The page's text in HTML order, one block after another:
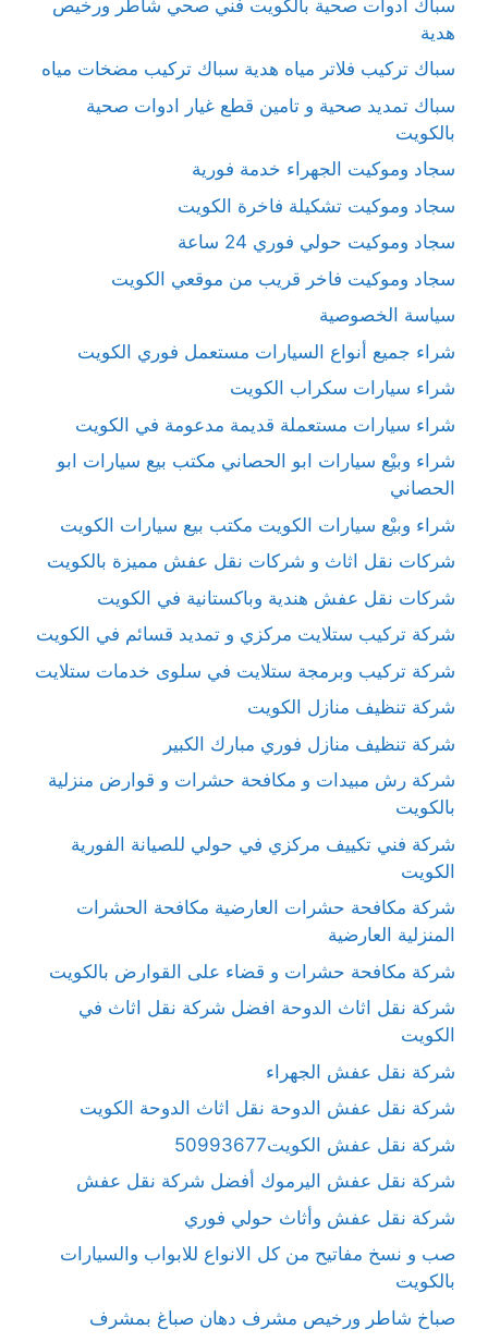
سباك ادوات صحية بالكويت فني صحي شاطر ورخيص
هدية
سباك تركيب فلاتر مياه هدية سباك تركيب مضخات مياه
سباك تمديد صحية و تامين قطع غيار ادوات صحية
بالكويت
سجاد وموكيت الجهراء خدمة فورية
سجاد وموكيت تشكيلة فاخرة الكويت
سجاد وموكيت حولي فوري 24 ساعة
سجاد وموكيت فاخر قريب من موقعي الكويت
سياسة الخصوصية
شراء جميع أنواع السيارات مستعمل فوري الكويت
شراء سيارات سكراب الكويت
شراء سيارات مستعملة قديمة مدعومة في الكويت
شراء وبيْع سيارات ابو الحصاني مكتب بيع سيارات ابو
الحصاني
شراء وبيْع سيارات الكويت مكتب بيع سيارات الكويت
شركات نقل اثاث و شركات نقل عفش مميزة بالكويت
شركات نقل عفش هندية وباكستانية في الكويت
شركة تركيب ستلايت مركزي و تمديد قسائم في الكويت
شركة تركيب وبرمجة ستلايت في سلوى خدمات ستلايت
شركة تنظيف منازل الكويت
شركة تنظيف منازل فوري مبارك الكبير
شركة رش مبيدات و مكافحة حشرات و قوارض منزلية
بالكويت
شركة فني تكييف مركزي في حولي للصيانة الفورية
الكويت
شركة مكافحة حشرات العارضية مكافحة الحشرات
المنزلية العارضية
شركة مكافحة حشرات و قضاء على القوارض بالكويت
شركة نقل اثاث الدوحة افضل شركة نقل اثاث في
الكويت
شركة نقل عفش الجهراء
شركة نقل عفش الدوحة نقل اثاث الدوحة الكويت
شركة نقل عفش الكويت50993677
شركة نقل عفش اليرموك أفضل شركة نقل عفش
شركة نقل عفش وأثاث حولي فوري
صب و نسخ مفاتيح من كل الانواع للابواب والسيارات
بالكويت
صباخ شاطر ورخيص مشرف دهان صباغ بمشرف